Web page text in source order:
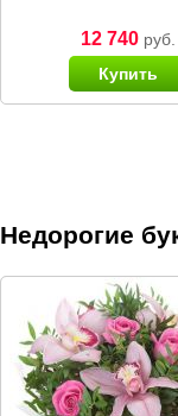
12 740руб.
Купить
Недорогие